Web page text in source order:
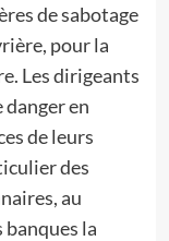
de sabotage
pour la
Les dirigeants
en
de leurs
des
au
la